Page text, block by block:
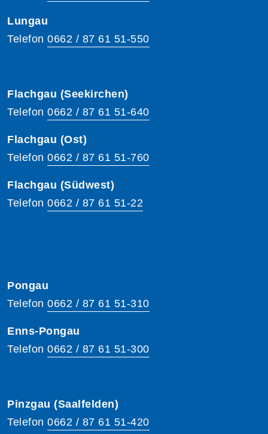
Lungau
Telefon 0662 / 87 61 51-550
Flachgau (Seekirchen)
Telefon 0662 / 87 61 51-640
Flachgau (Ost)
Telefon 0662 / 87 61 51-760
Flachgau (Südwest)
Telefon 0662 / 87 61 51-22
Pongau
Telefon 0662 / 87 61 51-310
Enns-Pongau
Telefon 0662 / 87 61 51-300
Pinzgau (Saalfelden)
Telefon 0662 / 87 61 51-420